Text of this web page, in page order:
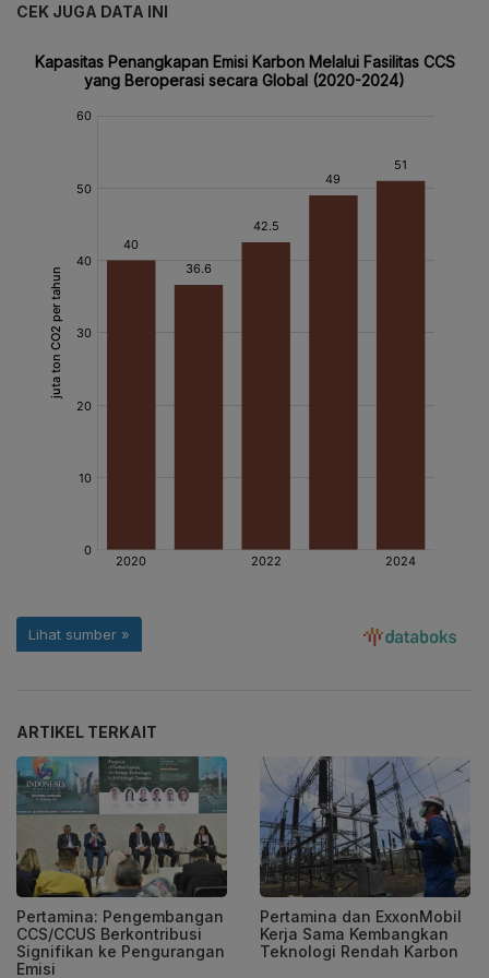
CEK JUGA DATA INI
ARTIKEL TERKAIT
Pertamina: Pengembangan
CCS/CCUS Berkontribusi
Signifikan ke Pengurangan
Emisi
Pertamina dan ExxonMobil
Kerja Sama Kembangkan
Teknologi Rendah Karbon